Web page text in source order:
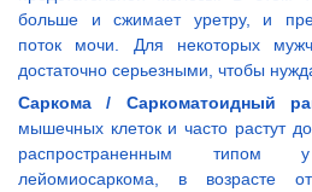
больше и сжимает уретру, и
поток мочи. Для некоторых
достаточно серьезными, чтобы
Саркома / Саркоматоидный
мышечных клеток и часто растут
распространенным типом
лейомиосаркома, в